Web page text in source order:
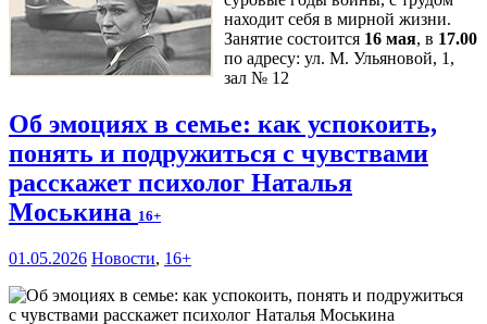
находит себя в мирной жизни.
Занятие состоится 16 мая, в 17.00
по адресу: ул. М. Ульяновой, 1,
зал № 12
Об эмоциях в семье: как успокоить,
понять и подружиться с чувствами
расскажет психолог Наталья
Моськина 16+
01.05.2026 Новости, 16+